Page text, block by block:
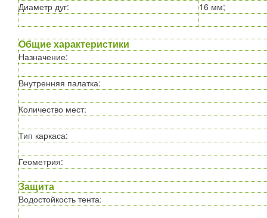
Диаметр дуг: 16 мм;
Общие характеристики
Назначение:
Внутренняя палатка:
Количество мест:
Тип каркаса:
Геометрия:
Защита
Водостойкость тента: